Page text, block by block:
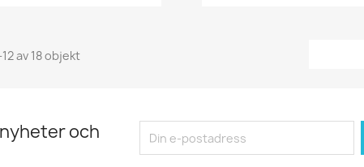
av 18 objekt
och